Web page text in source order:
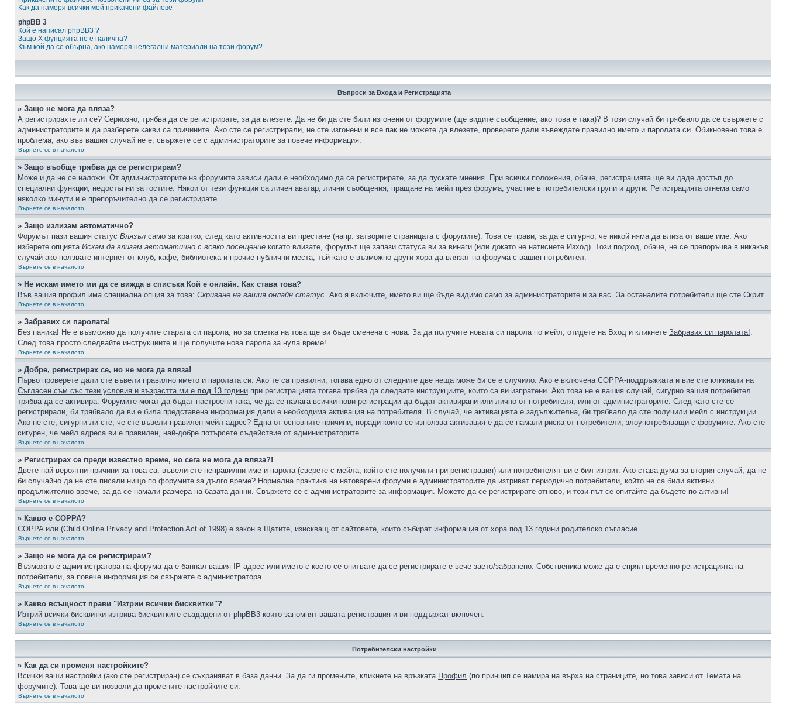
Как да намеря всички мой прикачени файлове
phpBB 3
Кой е написал phpBB3 ?
Защо X фунцията не е налична?
Към кой да се обърна, ако намеря нелегални материали на този форум?
Въпроси за Входа и Регистрацията
» Защо не мога да вляза?
А регистрирахте ли се? Сериозно, трябва да се регистрирате, за да влезете. Да не би да сте били изгонени от форумите (ще видите съобщение, ако това е така)? В този случай би трябвало да се свържете с
администраторите и да разберете какви са причините. Ако сте се регистрирали, не сте изгонени и все пак не можете да влезете, проверете дали въвеждате правилно името и паролата си. Обикновено това е
проблема; ако във вашия случай не е, свържете се с администраторите за повече информация.
Върнете се в началото
» Защо въобще трябва да се регистрирам?
Може и да не се наложи. От администраторите на форумите зависи дали е необходимо да се регистрирате, за да пускате мнения. При всички положения, обаче, регистрацията ще ви даде достъп до
специални функции, недостъпни за гостите. Някои от тези функции са личен аватар, лични съобщения, пращане на мейл през форума, участие в потребителски групи и други. Регистрацията отнема само
няколко минути и е препоръчително да се регистрирате.
Върнете се в началото
» Защо излизам автоматично?
Форумът пази вашия статус Влязъл само за кратко, след като активността ви престане (напр. затворите страницата с форумите). Това се прави, за да е сигурно, че никой няма да влиза от ваше име. Ако
изберете опцията Искам да влизам автоматично с всяко посещение когато влизате, форумът ще запази статуса ви за винаги (или докато не натиснете Изход). Този подход, обаче, не се препоръчва в никакъв
случай ако ползвате интернет от клуб, кафе, библиотека и прочие публични места, тъй като е възможно други хора да влязат на форума с вашия потребител.
Върнете се в началото
» Не искам името ми да се вижда в списъка Кой е онлайн. Как става това?
Във вашия профил има специална опция за това: Скриване на вашия онлайн статус. Ако я включите, името ви ще бъде видимо само за администраторите и за вас. За останалите потребители ще сте Скрит.
Върнете се в началото
» Забравих си паролата!
Без паника! Не е възможно да получите старата си парола, но за сметка на това ще ви бъде сменена с нова. За да получите новата си парола по мейл, отидете на Вход и кликнете Забравих си паролата!.
След това просто следвайте инструкциите и ще получите нова парола за нула време!
Върнете се в началото
» Добре, регистрирах се, но не мога да вляза!
Първо проверете дали сте въвели правилно името и паролата си. Ако те са правилни, тогава едно от следните две неща може би се е случило. Ако е включена COPPA-поддръжката и вие сте кликнали на
Съгласен съм със тези условия и възрастта ми е под 13 години при регистрацията тогава трябва да следвате инструкциите, които са ви изпратени. Ако това не е вашия случай, сигурно вашия потребител
трябва да се активира. Форумите могат да бъдат настроени така, че да се налага всички нови регистрации да бъдат активирани или лично от потребителя, или от администраторите. След като сте се
регистрирали, би трябвало да ви е била представена информация дали е необходима активация на потребителя. В случай, че активацията е задължителна, би трябвало да сте получили мейл с инструкции.
Ако не сте, сигурни ли сте, че сте въвели правилен мейл адрес? Една от основните причини, поради които се използва активация е да се намали риска от потребители, злоупотребяващи с форумите. Ако сте
сигурен, че мейл адреса ви е правилен, най-добре потърсете съдействие от администраторите.
Върнете се в началото
» Регистрирах се преди известно време, но сега не мога да вляза?!
Двете най-вероятни причини за това са: въвели сте неправилни име и парола (сверете с мейла, който сте получили при регистрация) или потребителят ви е бил изтрит. Ако става дума за втория случай, да не
би случайно да не сте писали нищо по форумите за дълго време? Нормална практика на натоварени форуми е администраторите да изтриват периодично потребители, който не са били активни
продължително време, за да се намали размера на базата данни. Свържете се с администраторите за информация. Можете да се регистрирате отново, и този път се опитайте да бъдете по-активни!
Върнете се в началото
» Какво е COPPA?
COPPA или (Child Online Privacy and Protection Act of 1998) е закон в Щатите, изискващ от сайтовете, които събират информация от хора под 13 години родителско съгласие.
Върнете се в началото
» Защо не мога да се регистрирам?
Възможно е администратора на форума да е баннал вашия IP адрес или името с което се опитвате да се регистрирате е вече заето/забранено. Собственика може да е спрял временно регистрацията на
потребители, за повече информация се свържете с администратора.
Върнете се в началото
» Какво всъщност прави "Изтрии всички бисквитки"?
Изтрий всички бисквитки изтрива бисквитките създадени от phpBB3 които запомнят вашата регистрация и ви поддържат включен.
Върнете се в началото
Потребителски настройки
» Как да си променя настройките?
Всички ваши настройки (ако сте регистриран) се съхраняват в база данни. За да ги промените, кликнете на връзката Профил (по принцип се намира на върха на страниците, но това зависи от Темата на
форумите). Това ще ви позволи да промените настройките си.
Върнете се в началото